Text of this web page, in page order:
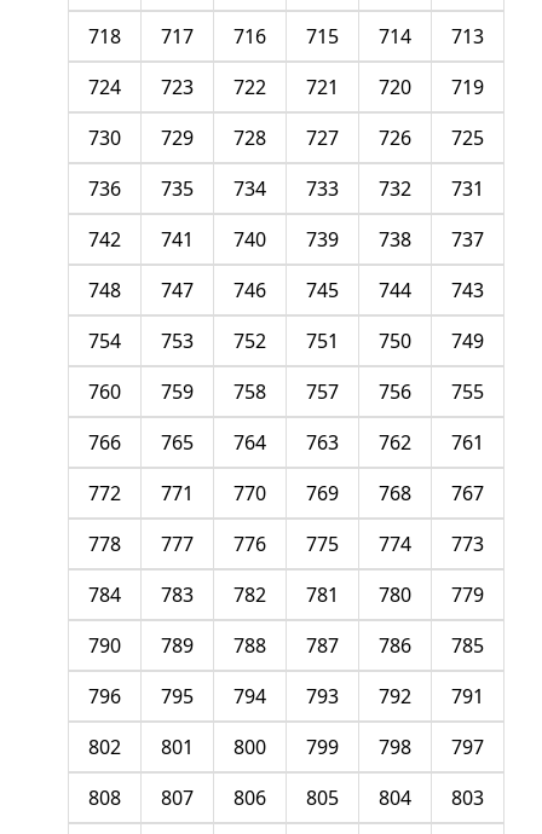
713
714
715
716
717
718
719
720
721
722
723
724
725
726
727
728
729
730
731
732
733
734
735
736
737
738
739
740
741
742
743
744
745
746
747
748
749
750
751
752
753
754
755
756
757
758
759
760
761
762
763
764
765
766
767
768
769
770
771
772
773
774
775
776
777
778
779
780
781
782
783
784
785
786
787
788
789
790
791
792
793
794
795
796
797
798
799
800
801
802
803
804
805
806
807
808